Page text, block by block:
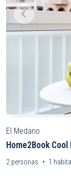
El Medano
Home2Book
2 personas 1